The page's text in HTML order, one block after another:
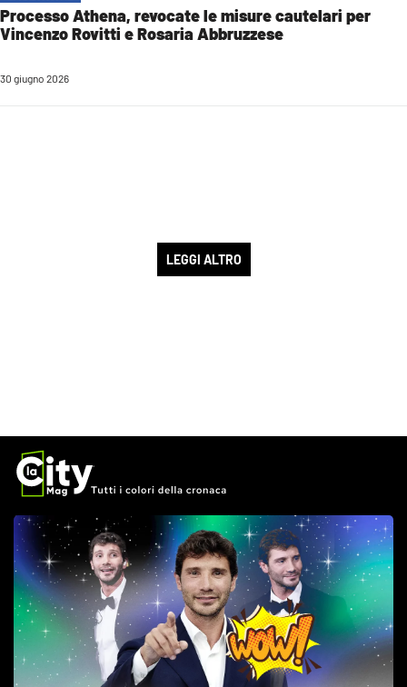
Processo Athena, revocate le misure cautelari per
Vincenzo Rovitti e Rosaria Abbruzzese
30 giugno 2026
LEGGI ALTRO